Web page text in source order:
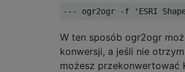
--- ogr2ogr -f 'ESRI
W ten sposób ogr2ogr
konwersji, a jeśli nie
możesz przekonwertować